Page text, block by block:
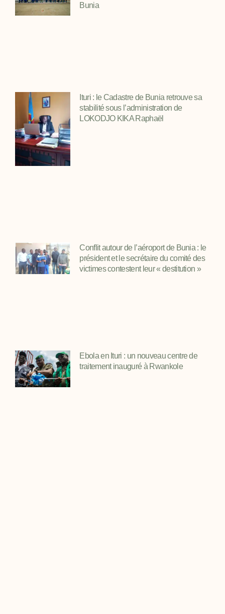
Bunia
Ituri : le Cadastre de Bunia retrouve sa
stabilité sous l’administration de
LOKODJO KIKA Raphaël
Conflit autour de l’aéroport de Bunia : le
président et le secrétaire du comité des
victimes contestent leur « destitution »
Ebola en Ituri : un nouveau centre de
traitement inauguré à Rwankole